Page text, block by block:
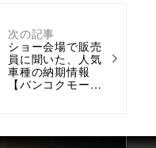
次の記事
ショー会場で販売
員に聞いた、人気
車種の納期情報
【バンコクモー…